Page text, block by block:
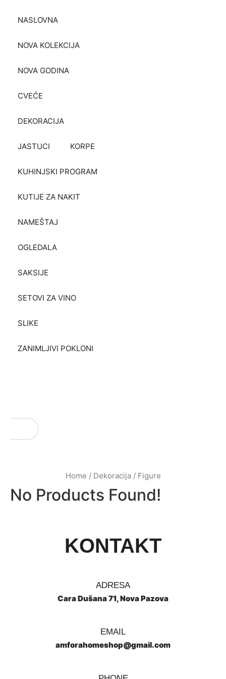
NASLOVNA
NOVA KOLEKCIJA
NOVA GODINA
CVEĆE
DEKORACIJA
JASTUCI KORPE
KUHINJSKI PROGRAM
KUTIJE ZA NAKIT
NAMEŠTAJ
OGLEDALA
SAKSIJE
SETOVI ZA VINO
SLIKE
ZANIMLJIVI POKLONI
Home / Dekoracija/ Figure
No Products Found!
KONTAKT
ADRESA
Cara Dušana 71, Nova Pazova
EMAIL
amforahomeshop@gmail.com